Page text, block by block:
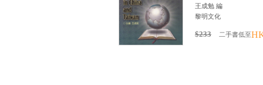
王成勉 編
黎明文化
$233 二手書低至